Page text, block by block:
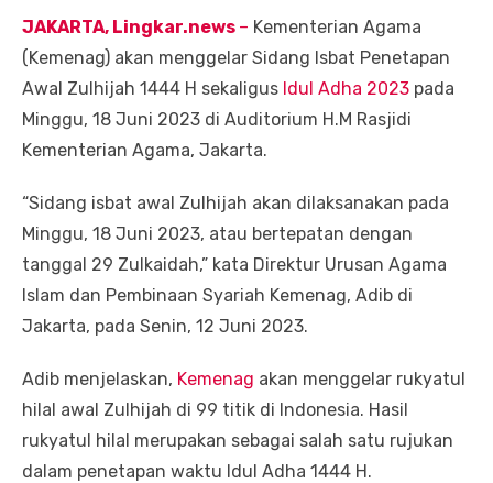
JAKARTA, Lingkar.news – Kementerian Agama
(Kemenag) akan menggelar Sidang Isbat Penetapan
Awal Zulhijah 1444 H sekaligus Idul Adha 2023 pada
Minggu, 18 Juni 2023 di Auditorium H.M Rasjidi
Kementerian Agama, Jakarta.
“Sidang isbat awal Zulhijah akan dilaksanakan pada
Minggu, 18 Juni 2023, atau bertepatan dengan
tanggal 29 Zulkaidah,” kata Direktur Urusan Agama
Islam dan Pembinaan Syariah Kemenag, Adib di
Jakarta, pada Senin, 12 Juni 2023.
Adib menjelaskan, Kemenag akan menggelar rukyatul
hilal awal Zulhijah di 99 titik di Indonesia. Hasil
rukyatul hilal merupakan sebagai salah satu rujukan
dalam penetapan waktu Idul Adha 1444 H.